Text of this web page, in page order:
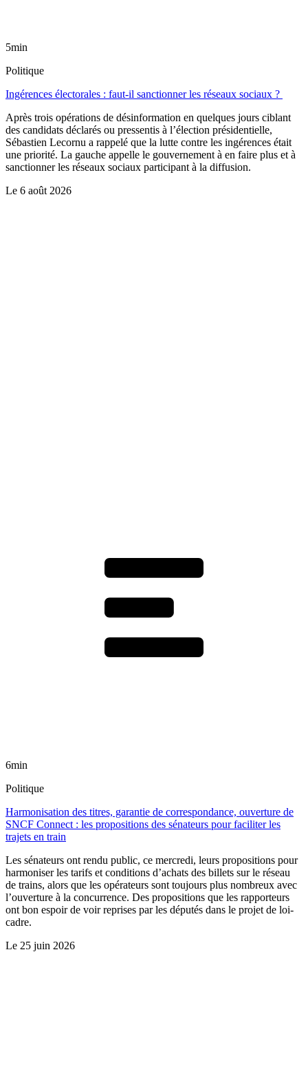
5min
Politique
Ingérences électorales : faut-il sanctionner les réseaux sociaux ?
Après trois opérations de désinformation en quelques jours ciblant
des candidats déclarés ou pressentis à l’élection présidentielle,
Sébastien Lecornu a rappelé que la lutte contre les ingérences était
une priorité. La gauche appelle le gouvernement à en faire plus et à
sanctionner les réseaux sociaux participant à la diffusion.
Le 6 août 2026
6min
Politique
Harmonisation des titres, garantie de correspondance, ouverture de
SNCF Connect : les propositions des sénateurs pour faciliter les
trajets en train
Les sénateurs ont rendu public, ce mercredi, leurs propositions pour
harmoniser les tarifs et conditions d’achats des billets sur le réseau
de trains, alors que les opérateurs sont toujours plus nombreux avec
l’ouverture à la concurrence. Des propositions que les rapporteurs
ont bon espoir de voir reprises par les députés dans le projet de loi-
cadre.
Le 25 juin 2026